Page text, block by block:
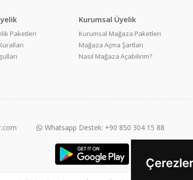
Paketleri
Kurumsal Üyelik
Kurumsal Mağaza Paketleri
Mağaza Açma Şartları
Nasıl Mağaza Açabilirim?
Whatsapp Destek: +90 850 304 15 88